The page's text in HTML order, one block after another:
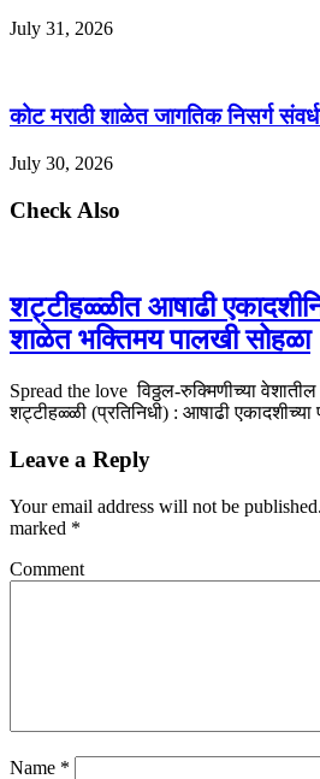
July 31, 2026
कोट मराठी शाळेत जागतिक निसर्ग
July 30, 2026
Check Also
शट्टीहळ्ळीत आषाढी
शाळेत भक्तिमय पालखी सोहळा
Spread the love विठ्ठल-रुक्मिणीच्या वेशातील
शट्टीहळ्ळी (प्रतिनिधी) : आषाढी एकादशीच्या
Leave a Reply
Your email address will not be published.
marked *
Comment
Name *